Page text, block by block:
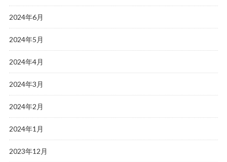
2024年6月
2024年5月
2024年4月
2024年3月
2024年2月
2024年1月
2023年12月